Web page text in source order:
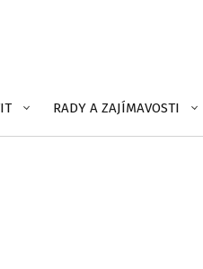
RADY A ZAJÍMAVOSTI